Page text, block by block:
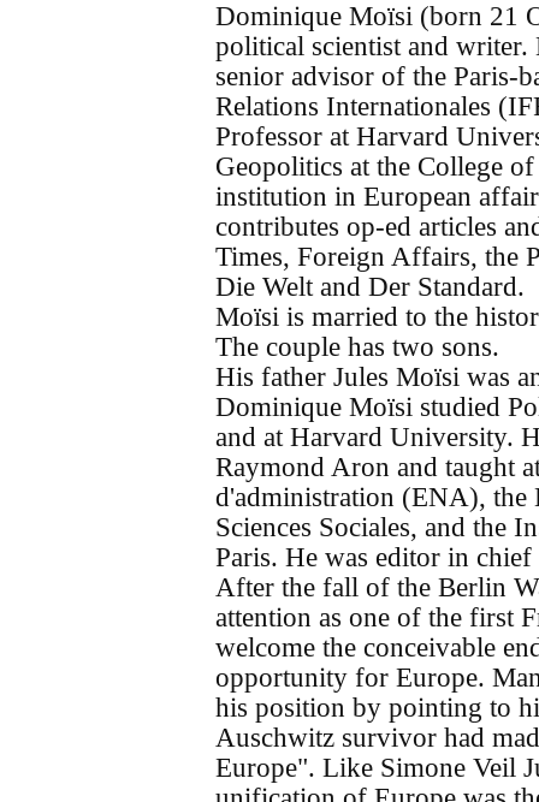
Dominique Moïsi (born 21
political scientist and writer.
senior advisor of the Paris-
Relations Internationales
Professor at Harvard
Geopolitics at the College
institution in European
contributes op-ed articles
Times, Foreign Affairs, the
Die Welt and Der Standard.
Moïsi is married to the
The couple has two sons.
His father Jules Moïsi was
Dominique Moïsi studied
and at Harvard University.
Raymond Aron and taught
d'administration (ENA), the
Sciences Sociales, and the
Paris. He was editor in
After the fall of the Berlin
attention as one of the first
welcome the conceivable
opportunity for Europe.
his position by pointing to
Auschwitz survivor had
Europe". Like Simone Veil